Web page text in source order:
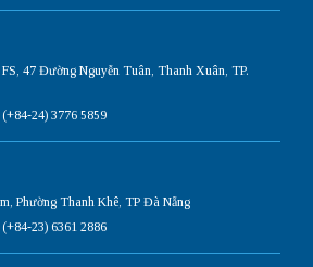
47 Đường Nguyễn Tuân, Thanh Xuân, TP.
24) 3776 5859
Phường Thanh Khê, TP Đà Nẵng
23) 6361 2886